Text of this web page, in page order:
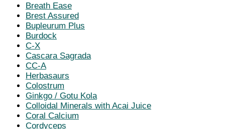
Breath Ease
Brest Assured
Bupleurum Plus
Burdock
C-X
Cascara Sagrada
CC-A
Herbasaurs
Colostrum
Ginkgo / Gotu Kola
Colloidal Minerals with Acai Juice
Coral Calcium
Cordyceps